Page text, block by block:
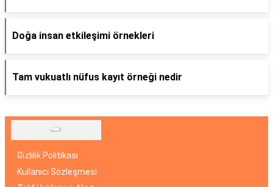
Doğa insan etkileşimi örnekleri
Tam vukuatlı nüfus kayıt örneği nedir
Gizlilik Politikası
Kullanıcı Sözleşmesi